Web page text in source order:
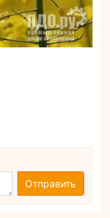
Отправить